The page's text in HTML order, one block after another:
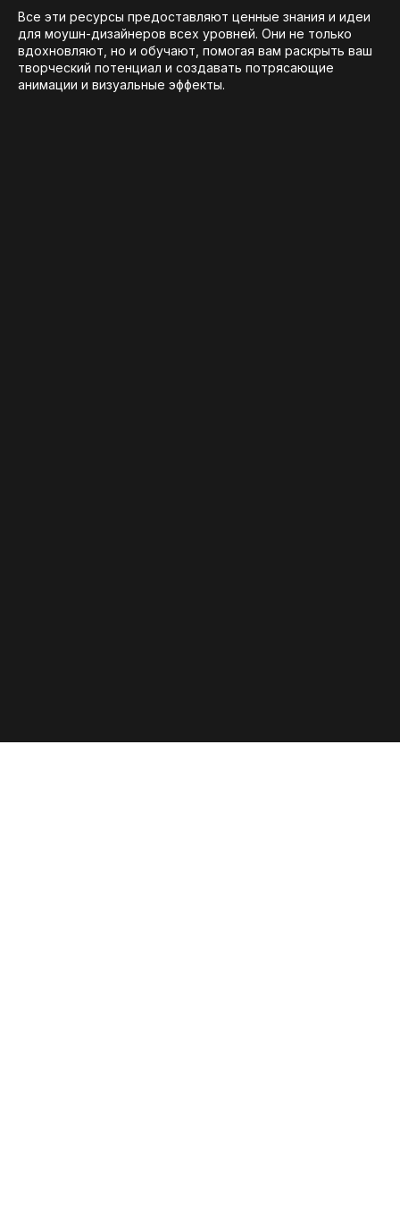
Все эти ресурсы предоставляют ценные знания и идеи
для моушн-дизайнеров всех уровней. Они не только
вдохновляют, но и обучают, помогая вам раскрыть ваш
творческий потенциал и создавать потрясающие
анимации и визуальные эффекты.